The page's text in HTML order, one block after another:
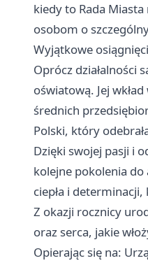
kiedy to Rada
osobom o
Wyjątkowe
Oprócz działalności
oświatową. Jej
średnich
Polski, który
Dzięki swojej pasji i
kolejne pokolenia do
ciepła i
Z okazji rocznicy
oraz serca, jakie
Opierając się na: